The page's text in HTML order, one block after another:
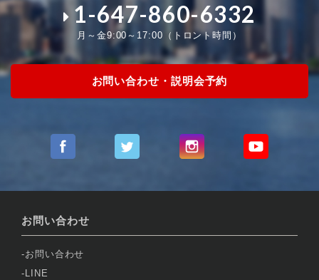
1-647-860-6332
月～金9:00～17:00（トロント時間）
お問い合わせ・説明会予約
お問い合わせ
お問い合わせ
LINE